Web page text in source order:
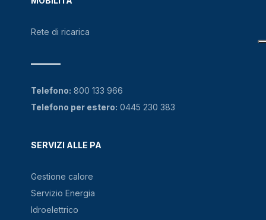
Rete di ricarica
SERVIZI ALLE PA
Gestione calore
Servizio Energia
Idroelettrico
Telefono: 800 133 966
Telefono per estero: 0445 230 383